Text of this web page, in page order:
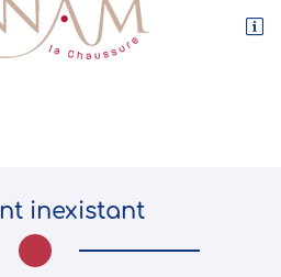

inexistant